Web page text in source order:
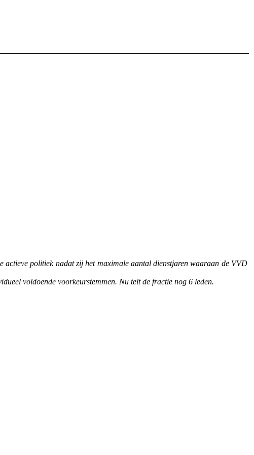
politiek nadat zij het maximale aantal dienstjaren waaraan de VVD
voldoende voorkeurstemmen. Nu telt de fractie nog 6 leden.